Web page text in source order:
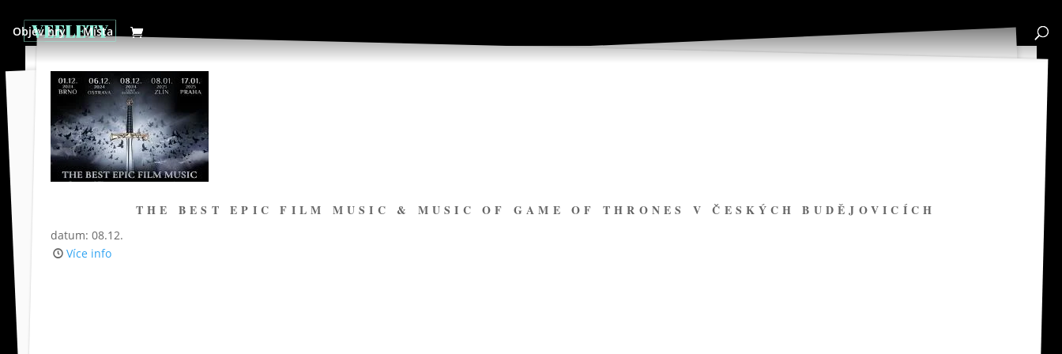
Objev hry Místa
THE BEST EPIC FILM MUSIC & MUSIC OF GAME OF THRONES V ČESKÝCH BUDĚJOVICÍCH
datum: 08.12.
Více info